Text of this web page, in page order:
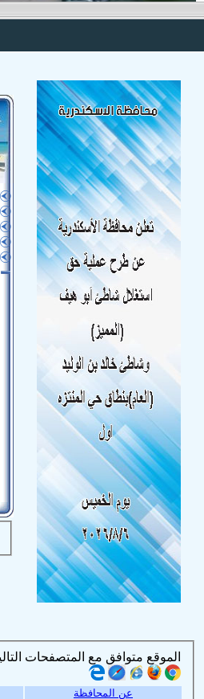
الموقع متوافق مع المتصفحات التالية :
عن المحافظة